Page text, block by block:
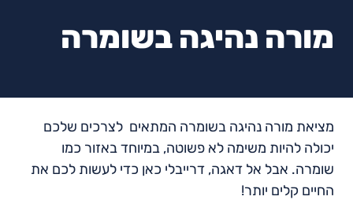
מורה נהיגה בשומרה
מציאת מורה נהיגה בשומרה המתאים לצרכים שלכם
יכולה להיות משימה לא פשוטה, במיוחד באזור כמו
שומרה. אבל אל דאגה, דרייבלי כאן כדי לעשות לכם את
החיים קלים יותר!